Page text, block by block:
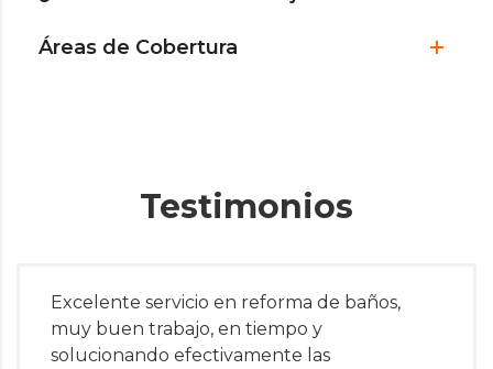
Áreas de Cobertura
Testimonios
Excelente servicio en reforma de baños,
muy buen trabajo, en tiempo y
solucionando efectivamente las